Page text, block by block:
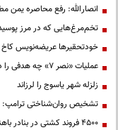
انصارالله: رفع محاصره یمن
تخم‌مرغ‌هایی که در مرز
خودتحقیرها عریضه‌نویس
عملیات «نصر ۷» چه هدفی را دنبال می‌کرد؟
زلزله شهر یاسوج را لرزاند
تشخیص روان‌شناختی
۴۵۰۰ فروند کشتی در بنادر باهنر و شرق هرمزگان پهلو گرفتند